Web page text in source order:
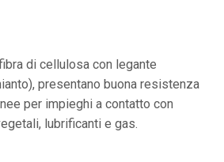
di cellulosa con legante
presentano buona resistenza
per impieghi a contatto con
lubrificanti e gas.